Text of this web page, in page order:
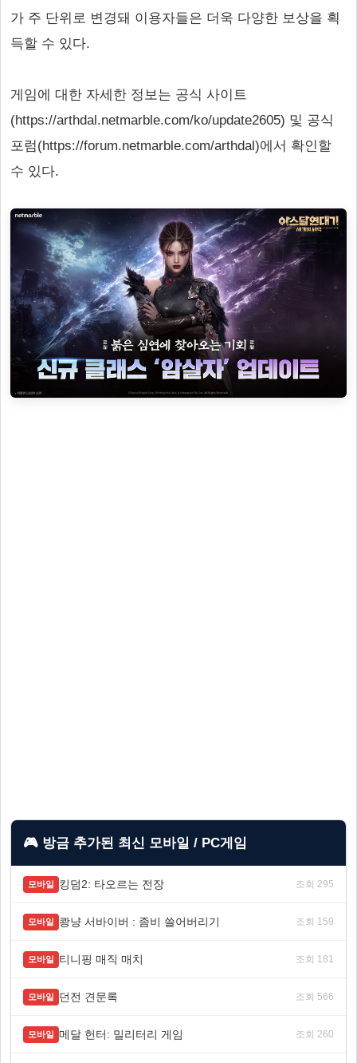
가 주 단위로 변경돼 이용자들은 더욱 다양한 보상을 획
득할 수 있다.
게임에 대한 자세한 정보는 공식 사이트
(https://arthdal.netmarble.com/ko/update2605) 및 공식
포럼(https://forum.netmarble.com/arthdal)에서 확인할
수 있다.
🎮 방금 추가된 최신 모바일 / PC게임
모바일 킹덤2: 타오르는 전장 조회 295
모바일 쾅냥 서바이버 : 좀비 쓸어버리기 조회 159
모바일 티니핑 매직 매치 조회 181
모바일 던전 견문록 조회 566
모바일 메달 헌터: 밀리터리 게임 조회 260